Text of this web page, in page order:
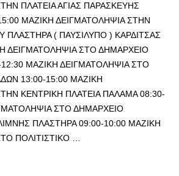
ΠΛΑΤΕΙΑ ΑΓΙΑΣ ΠΑΡΑΣΚΕΥΗΣ
ΜΑΖΙΚΗ ΔΕΙΓΜΑΤΟΛΗΨΙΑ ΣΤΗΝ
ΠΛΑΣΤΗΡΑ ( ΠΑΥΣΙΛΥΠΟ ) ΚΑΡΔΙΤΣΑΣ
ΔΕΙΓΜΑΤΟΛΗΨΙΑ ΣΤΟ ΔΗΜΑΡΧΕΙΟ
ΜΑΖΙΚΗ ΔΕΙΓΜΑΤΟΛΗΨΙΑ ΣΤΟ
13:00-15:00 ΜΑΖΙΚΗ
ΚΕΝΤΡΙΚΗ ΠΛΑΤΕΙΑ ΠΑΛΑΜΑ 08:30-
ΣΤΟ ΔΗΜΑΡΧΕΙΟ
ΠΛΑΣΤΗΡΑ 09:00-10:00 ΜΑΖΙΚΗ
ΠΟΛΙΤΙΣΤΙΚΟ …